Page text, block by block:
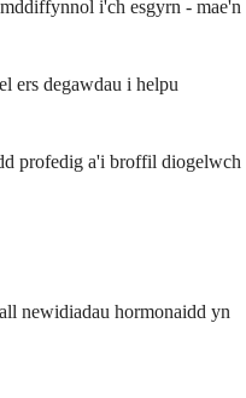
i'ch esgyrn - mae'n
ers degawdau i helpu
profedig a'i broffil diogelwch
newidiadau hormonaidd yn